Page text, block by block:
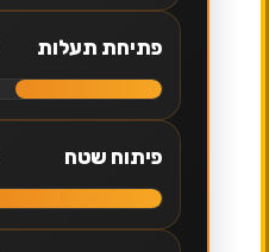
פתיחת תעלות
פיתוח שטח